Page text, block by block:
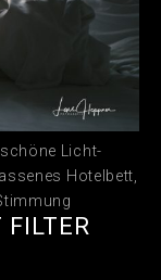
Licht-
Hotelbett,